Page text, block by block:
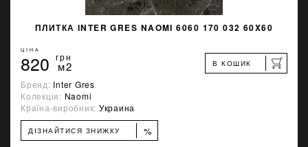
ПЛИТКА INTER GRES NAOMI 6060 170 032 60X60
ЦІНА
820 грн
м2 В КОШИК
Бренд: Inter Gres
Колекція: Naomi
Країна-виробник: Украина
ДІЗНАЙТИСЯ ЗНИЖКУ %